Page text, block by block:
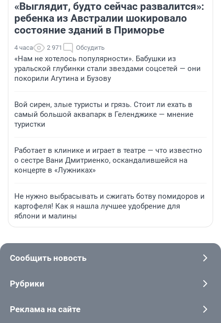
«Выглядит, будто сейчас развалится»:
ребенка из Австралии шокировало
состояние зданий в Приморье
4 часа 2 971 Обсудить
«Нам не хотелось популярности». Бабушки из
уральской глубинки стали звездами соцсетей — они
покорили Агутина и Бузову
Вой сирен, злые туристы и грязь. Стоит ли ехать в
самый большой аквапарк в Геленджике — мнение
туристки
Работает в клинике и играет в театре — что известно
о сестре Вани Дмитриенко, оскандалившейся на
концерте в «Лужниках»
Не нужно выбрасывать и сжигать ботву помидоров и
картофеля! Как я нашла лучшее удобрение для
яблони и малины
Сообщить новость
Рубрики
Реклама на сайте